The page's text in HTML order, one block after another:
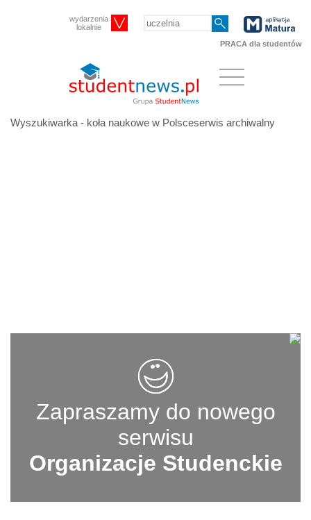
wydarzenia
lokalnie
PRACA dla studentów
Wyszukiwarka - koła naukowe w Polsceserwis archiwalny
Zapraszamy do nowego
serwisu
Organizacje Studenckie